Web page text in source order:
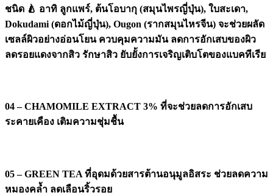
ชนิด 🍐 อาทิ ลูกแพร์, ต้นโอบากุ (สมุนไพรญี่ปุ่น), ใบสะเดา,
Dokudami (ดอกไม้ญี่ปุ่น), Ougon (รากสมุนไหรจีน) จะช่วยผลัด
เซลล์ผิวอย่างอ่อนโยน ควบคุมความมัน ลดการอักเสบของผิว
ลดรอยแดงจากสิว รักษาสิว ยับยั้งการเจริญเติบโตของแบคทีเรีย
04 – CHAMOMILE EXTRACT 3% ที่จะช่วยลดการอักเสบ
ระคายเคือง เติมความชุ่มชื้น
05 – GREEN TEA ที่อุดมด้วยสารต้านอนุมูลอิสระ ช่วยลดความ
หมองคล้ำ ลดเลือนริ้วรอย